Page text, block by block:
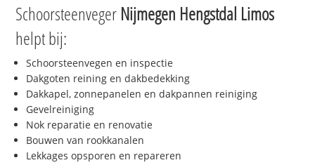
Schoorsteenveger Nijmegen Hengstdal Limos
helpt bij:
Schoorsteenvegen en inspectie
Dakgoten reining en dakbedekking
Dakkapel, zonnepanelen en dakpannen reiniging
Gevelreiniging
Nok reparatie en renovatie
Bouwen van rookkanalen
Lekkages opsporen en repareren